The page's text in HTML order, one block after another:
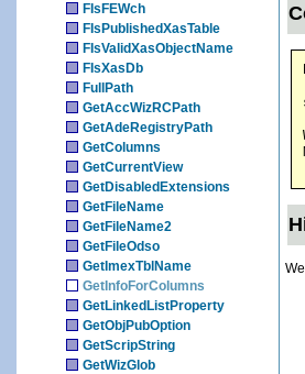
FIsFEWch
FIsPublishedXasTable
FIsValidXasObjectName
FIsXasDb
FullPath
GetAccWizRCPath
GetAdeRegistryPath
GetColumns
GetCurrentView
GetDisabledExtensions
GetFileName
GetFileName2
GetFileOdso
GetImexTblName
GetInfoForColumns
GetLinkedListProperty
GetObjPubOption
GetScripString
GetWizGlob